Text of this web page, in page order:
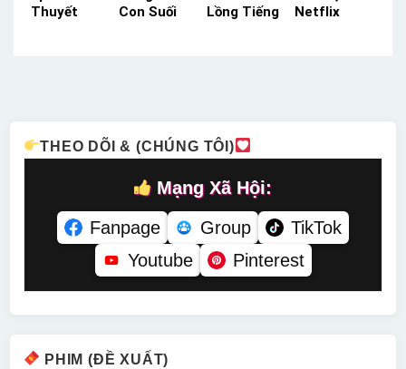
Thuyết
Con Suối
Lồng Tiếng
Netflix
THEO DÕI & (CHÚNG TÔI)
Mạng Xã Hội:
Fanpage
Group
TikTok
Youtube
Pinterest
PHIM (ĐỀ XUẤT)